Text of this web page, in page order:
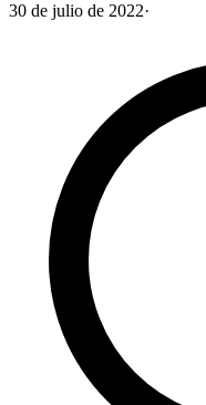
30 de julio de 2022·